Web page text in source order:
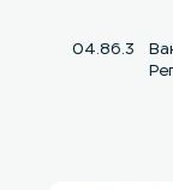
04.86.3